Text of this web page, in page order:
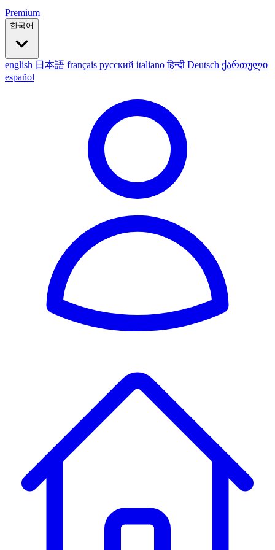
Premium
한국어
english 日本語 français русский italianoहिन्दी Deutsch ქართული
español